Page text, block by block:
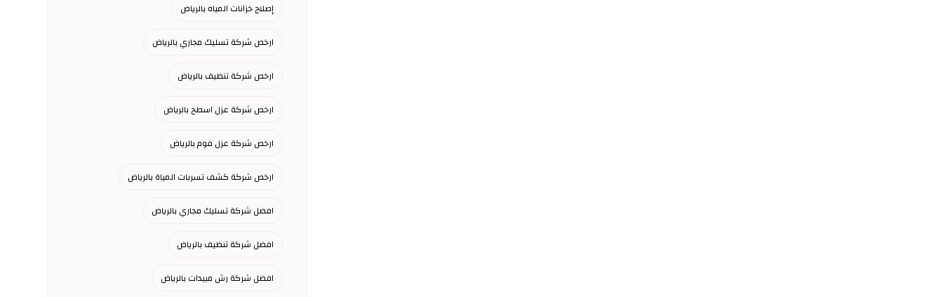
إصلاح خزانات المياه بالرياض
ارخص شركة تسليك مجاري بالرياض
ارخص شركة تنظيف بالرياض
ارخص شركة عزل اسطح بالرياض
ارخص شركة عزل فوم بالرياض
ارخص شركة كشف تسربات المياة بالرياض
افضل شركة تسليك مجاري بالرياض
افضل شركة تنظيف بالرياض
افضل شركة رش مبيدات بالرياض